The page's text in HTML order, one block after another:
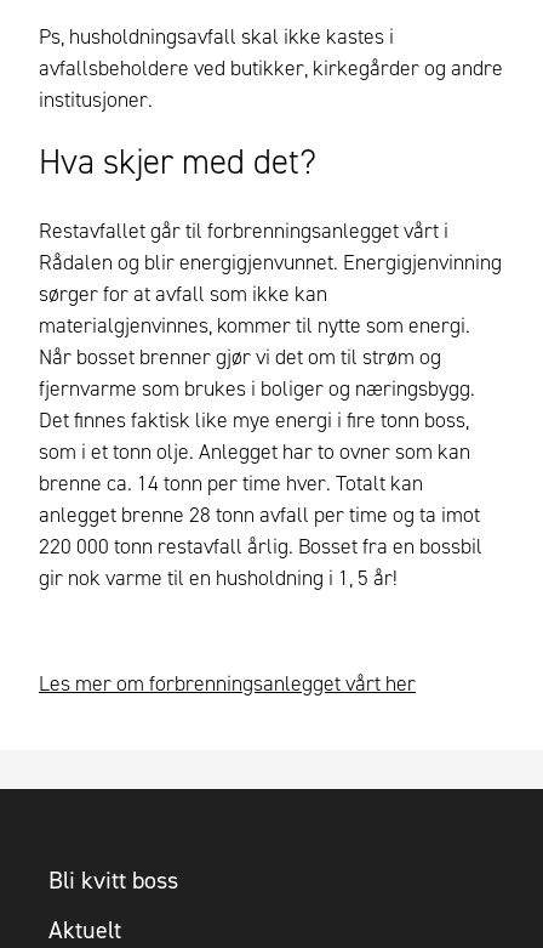
Ps, husholdningsavfall skal ikke kastes i
avfallsbeholdere ved butikker, kirkegårder og andre
institusjoner.
Hva skjer med det?
Restavfallet går til forbrenningsanlegget vårt i
Rådalen og blir energigjenvunnet. Energigjenvinning
sørger for at avfall som ikke kan
materialgjenvinnes, kommer til nytte som energi.
Når bosset brenner gjør vi det om til strøm og
fjernvarme som brukes i boliger og næringsbygg.
Det finnes faktisk like mye energi i fire tonn boss,
som i et tonn olje. Anlegget har to ovner som kan
brenne ca. 14 tonn per time hver. Totalt kan
anlegget brenne 28 tonn avfall per time og ta imot
220 000 tonn restavfall årlig. Bosset fra en bossbil
gir nok varme til en husholdning i 1, 5 år!
Les mer om forbrenningsanlegget vårt her
Bli kvitt boss
Aktuelt